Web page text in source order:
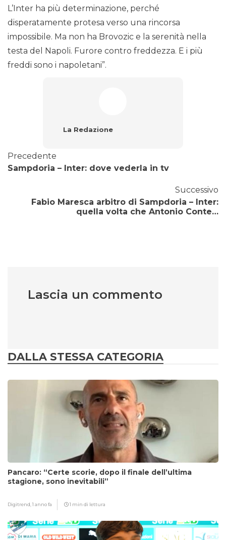
L’Inter ha più determinazione, perché
disperatamente protesa verso una rincorsa
impossibile. Ma non ha Brovozic e la serenità nella
testa del Napoli. Furore contro freddezza. E i più
freddi sono i napoletani”.
La Redazione
Precedente
Sampdoria – Inter: dove vederla in tv
Successivo
Fabio Maresca arbitro di Sampdoria – Inter:
quella volta che Antonio Conte…
Lascia un commento
DALLA STESSA CATEGORIA
Pancaro: “Certe scorie, dopo il finale dell’ultima
stagione, sono inevitabili”
Digitrend,1 anno fa 1 min di lettura